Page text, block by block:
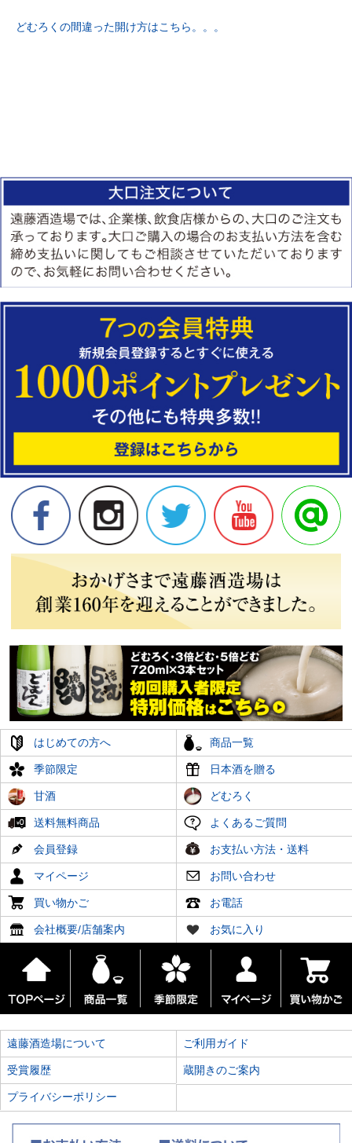
どむろくの間違った開け方はこちら。。。
はじめての方へ 商品一覧
季節限定 日本酒を贈る
甘酒 どむろく
送料無料商品 よくあるご質問
会員登録 お支払い方法・送料
マイページ お問い合わせ
買い物かご お電話
会社概要/店舗案内 お気に入り
遠藤酒造場について ご利用ガイド
受賞履歴 蔵開きのご案内
プライバシーポリシー